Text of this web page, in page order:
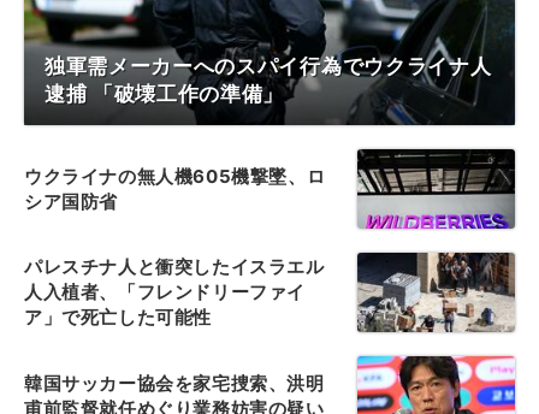
独軍需メーカーへのスパイ行為でウクライナ人
逮捕 「破壊工作の準備」
ウクライナの無人機605機撃墜、ロ
シア国防省
パレスチナ人と衝突したイスラエル
人入植者、「フレンドリーファイ
ア」で死亡した可能性
韓国サッカー協会を家宅捜索、洪明
甫前監督就任めぐり業務妨害の疑い